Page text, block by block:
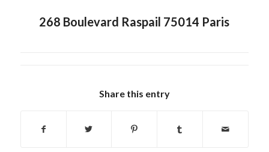
268 Boulevard Raspail 75014 Paris
Share this entry